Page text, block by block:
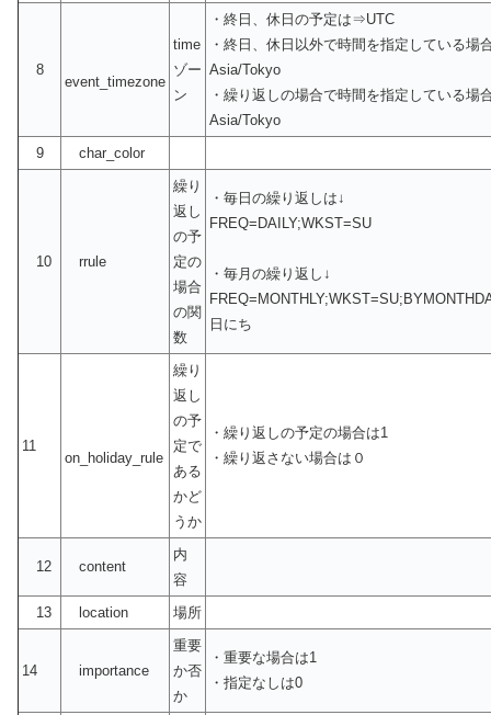
8
event_timezone
time
ゾー
ン
・終日、休日の予定は⇒UTC
・終日、休日以外で時間を指定している場
Asia/Tokyo
・繰り返しの場合で時間を指定している場
Asia/Tokyo
9
char_color
10 rrule
繰り
返し
の予
定の
場合
の関
数
・毎日の繰り返しは↓
FREQ=DAILY;WKST=SU
・毎月の繰り返し↓
日にち
11
on_holiday_rule
繰り
返し
の予
定で
ある
かど
うか
・繰り返しの予定の場合は1
・繰り返さない場合は０
12 content
内
容
13
location 場所
14 importance
重要
か否
か
・重要な場合は1
・指定なしは0